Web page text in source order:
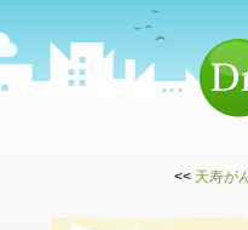
<< 天寿が